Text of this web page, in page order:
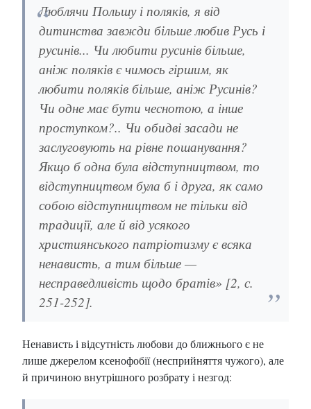
Люблячи Польшу і поляків, я від
дитинства завжди більше любив Русь і
русинів... Чи любити русинів більше,
аніж поляків є чимось гіршим, як
любити поляків більше, аніж Русинів?
Чи одне має бути чеснотою, а інше
проступком?.. Чи обидві засади не
заслуговують на рівне пошанування?
Якщо б одна була відступництвом, то
відступництвом була б і друга, як само
собою відступництвом не тільки від
традиції, але й від усякого
християнського патріотизму є всяка
ненависть, а тим більше —
несправедливість щодо братів» [2, с.
251-252].
Ненависть і відсутність любови до ближнього є не
лише джерелом ксенофобії (несприйняття чужого), але
й причиною внутрішного розбрату і незгод: